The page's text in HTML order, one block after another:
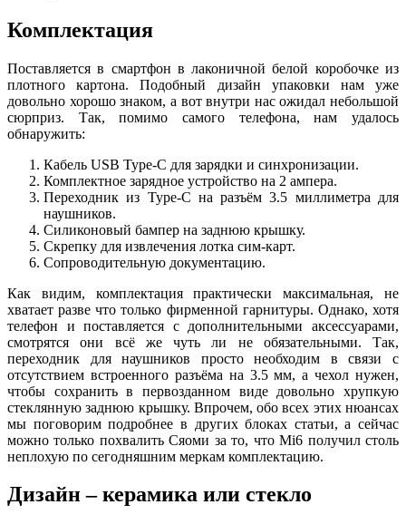
Комплектация
Поставляется в смартфон в лаконичной белой коробочке из
плотного картона. Подобный дизайн упаковки нам уже
довольно хорошо знаком, а вот внутри нас ожидал небольшой
сюрприз. Так, помимо самого телефона, нам удалось
обнаружить:
Кабель USB Type-C для зарядки и синхронизации.
Комплектное зарядное устройство на 2 ампера.
Переходник из Type-C на разъём 3.5 миллиметра для
наушников.
Силиконовый бампер на заднюю крышку.
Скрепку для извлечения лотка сим-карт.
Сопроводительную документацию.
Как видим, комплектация практически максимальная, не
хватает разве что только фирменной гарнитуры. Однако, хотя
телефон и поставляется с дополнительными аксессуарами,
смотрятся они всё же чуть ли не обязательными. Так,
переходник для наушников просто необходим в связи с
отсутствием встроенного разъёма на 3.5 мм, а чехол нужен,
чтобы сохранить в первозданном виде довольно хрупкую
стеклянную заднюю крышку. Впрочем, обо всех этих нюансах
мы поговорим подробнее в других блоках статьи, а сейчас
можно только похвалить Сяоми за то, что Mi6 получил столь
неплохую по сегодняшним меркам комплектацию.
Дизайн – керамика или стекло